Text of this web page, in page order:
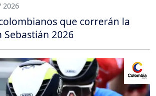
2026
que correrán la
Sebastián 2026